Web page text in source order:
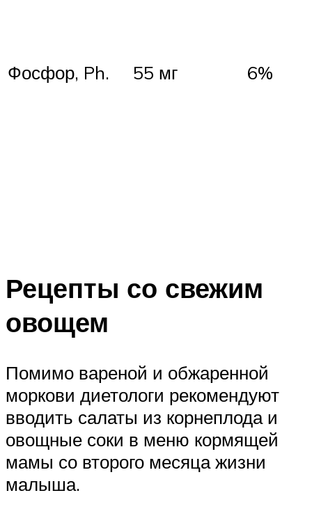
Фосфор, Ph. 55 мг 6%
Рецепты со свежим
овощем
Помимо вареной и обжаренной
моркови диетологи рекомендуют
вводить салаты из корнеплода и
овощные соки в меню кормящей
мамы со второго месяца жизни
малыша.